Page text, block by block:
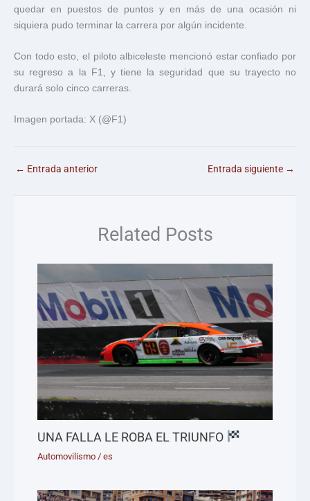
quedar en puestos de puntos y en más de una ocasión ni
siquiera pudo terminar la carrera por algún incidente.
Con todo esto, el piloto albiceleste mencionó estar confiado por
su regreso a la F1, y tiene la seguridad que su trayecto no
durará solo cinco carreras.
Imagen portada: X (@F1)
← Entrada anterior Entrada siguiente →
Related Posts
UNA FALLA LE ROBA EL TRIUNFO
Automovilismo /es